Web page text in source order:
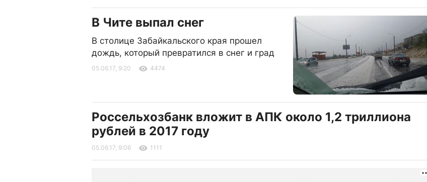
В Чите выпал снег
В столице Забайкальского края прошел
дождь, который превратился в снег и град
05.06.17, 9:20 4474
Россельхозбанк вложит в АПК около 1,2 триллиона
рублей в 2017 году
05.06.17, 9:06 1111